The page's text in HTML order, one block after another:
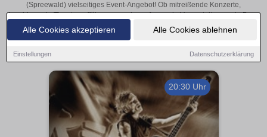
Alle Cookies akzeptieren Alle Cookies ablehnen
Einstellungen Datenschutzerklärung
(Spreewald) vielseitiges Event-Angebot! Ob mitreißende Konzerte,
inspirierende Theateraufführungen oder aufregende Veranstaltungen in Burg
(Spreewald) – hier finden alles im Überblick und Tickets.
20:30 Uhr